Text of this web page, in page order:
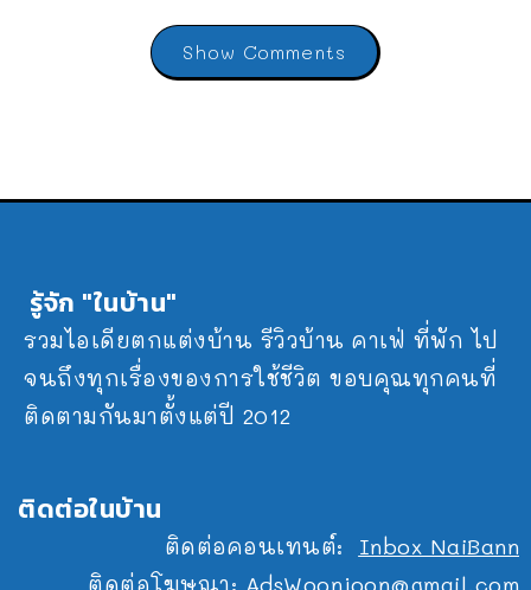
Show Comments
รู้จัก "ในบ้าน"
รวมไอเดียตกแต่งบ้าน รีวิวบ้าน คาเฟ่ ที่พัก ไป
จนถึงทุกเรื่องของการใช้ชีวิต ขอบคุณทุกคนที่
ติดตามกันมาตั้งแต่ปี 2012
ติดต่อในบ้าน
ติดต่อคอนเทนต์: Inbox NaiBann
ติดต่อโฆษณา: AdsWoonjoon@gmail.com